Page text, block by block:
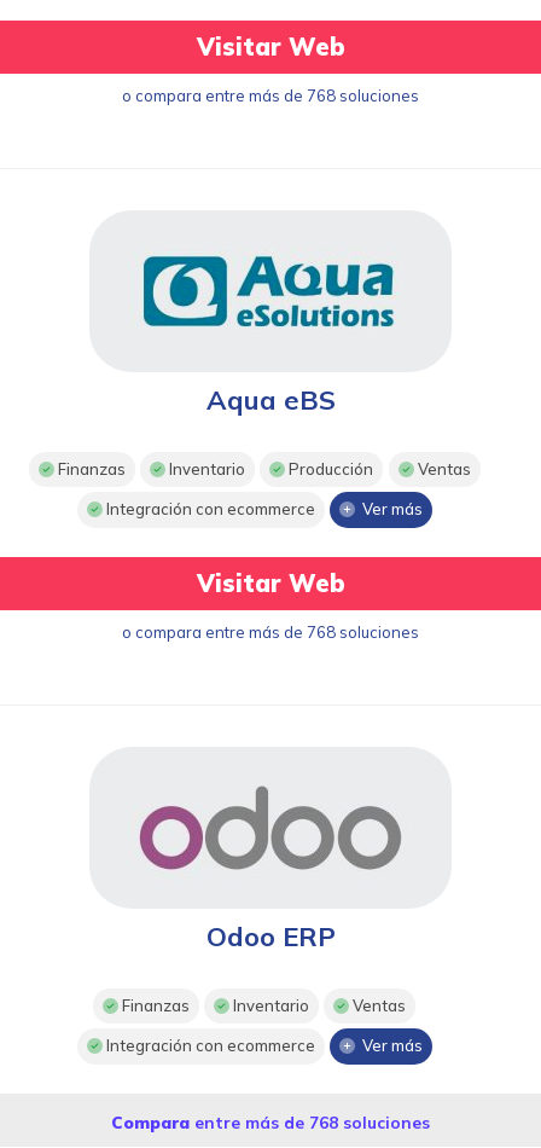
Visitar Web
o compara entre más de 768 soluciones
Aqua eBS
Finanzas Inventario Producción Ventas
Integración con ecommerce Ver más
Visitar Web
o compara entre más de 768 soluciones
Odoo ERP
Finanzas Inventario Ventas
Integración con ecommerce Ver más
Compara entre más de 768 soluciones